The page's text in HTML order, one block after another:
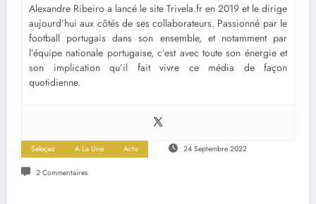
Alexandre Ribeiro a lancé le site Trivela.fr en 2019 et le dirige
aujourd’hui aux côtés de ses collaborateurs. Passionné par le
football portugais dans son ensemble, et notamment par
l’équipe nationale portugaise, c’est avec toute son énergie et
son implication qu’il fait vivre ce média de façon
quotidienne.
Seleçao A La Une Actu 24 Septembre 2022
2 Commentaires